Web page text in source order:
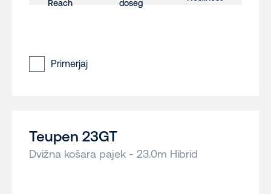
Primerjaj
Teupen 23GT
Dvižna košara pajek - 23.0m Hibrid